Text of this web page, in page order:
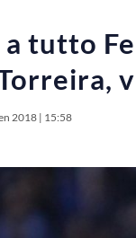
tutto
2018 | 15:58